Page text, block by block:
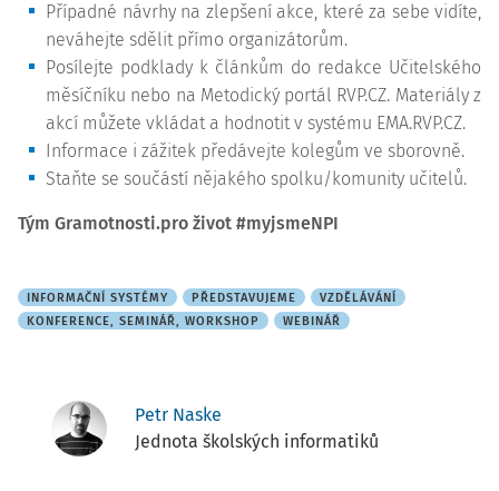
Případné návrhy na zlepšení akce, které za sebe vidíte,
neváhejte sdělit přímo organizátorům.
Posílejte podklady k článkům do redakce Učitelského
měsíčníku nebo na Metodický portál RVP.CZ. Materiály z
akcí můžete vkládat a hodnotit v systému EMA.RVP.CZ.
Informace i zážitek předávejte kolegům ve sborovně.
Staňte se součástí nějakého spolku/komunity učitelů.
Tým Gramotnosti.pro život #myjsmeNPI
INFORMAČNÍ SYSTÉMY PŘEDSTAVUJEME
VZDĚLÁVÁNÍ
KONFERENCE, SEMINÁŘ, WORKSHOP
WEBINÁŘ
Petr Naske
Jednota školských informatiků